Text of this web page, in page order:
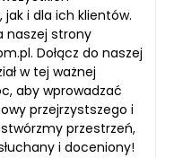
i dla ich klientów.
naszej strony
Dołącz do naszej
w tej ważnej
aby wprowadzać
przejrzystszego i
przestrzeń,
i doceniony!